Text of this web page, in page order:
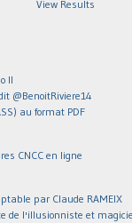
View Results
II
@BenoitRiviere14
au format PDF
CNCC en ligne
par Claude RAMEIX
de l'illusionniste et